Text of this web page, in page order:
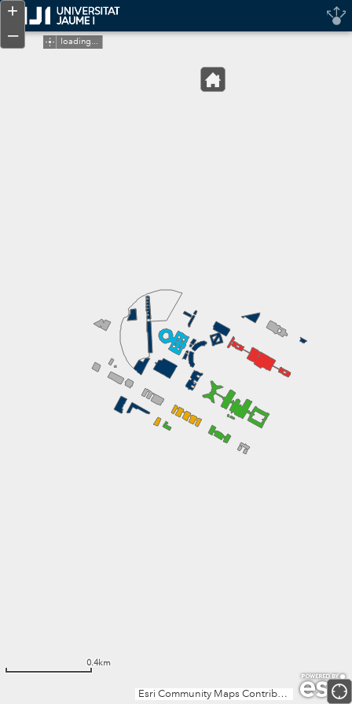
Esri Community Maps Contributors, Institut Cartogràfic Valencià, Instituto Geográfico Nacional, Esri, TomTom, Garmin, GeoTechnologies, Inc, METI/NASA, USGS
loading...
0.4km
+
–